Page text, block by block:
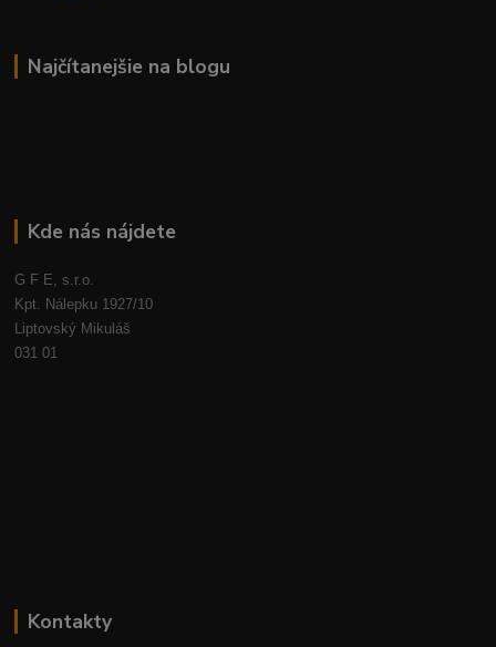
Najčítanejšie na blogu
Kde nás nájdete
G F E, s.r.o.
Kpt. Nálepku 1927/10
Liptovský Mikuláš
031 01
Kontakty